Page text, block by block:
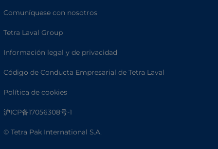
Comuníquese con nosotros
Tetra Laval Group
Información legal y de privacidad
Código de Conducta Empresarial de Tetra Laval
Política de cookies
沪ICP备17056308号-1
© Tetra Pak International S.A.